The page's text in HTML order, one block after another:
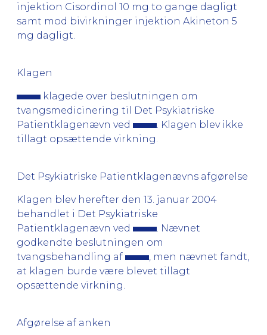
injektion Cisordinol 10 mg to gange dagligt
samt mod bivirkninger injektion Akineton 5
mg dagligt.
Klagen
klagede over beslutningen om
tvangsmedicinering til Det Psykiatriske
Patientklagenævn ved
. Klagen blev ikke
tillagt opsættende virkning.
Det Psykiatriske Patientklagenævns afgørelse
Klagen blev herefter den 13. januar 2004
behandlet i Det Psykiatriske
Patientklagenævn ved
. Nævnet
godkendte beslutningen om
tvangsbehandling af
, men nævnet fandt,
at klagen burde være blevet tillagt
opsættende virkning.
Afgørelse af anken